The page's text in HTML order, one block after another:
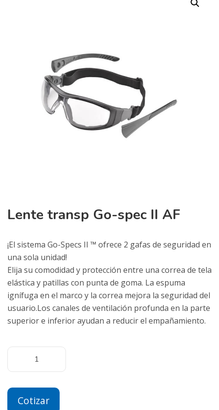
Lente transp Go-spec II AF
¡El sistema Go-Specs II ™ ofrece 2 gafas de seguridad en
una sola unidad!
Elija su comodidad y protección entre una correa de tela
elástica y patillas con punta de goma. La espuma
ignífuga en el marco y la correa mejora la seguridad del
usuario.Los canales de ventilación profunda en la parte
superior e inferior ayudan a reducir el empañamiento.
Cotizar